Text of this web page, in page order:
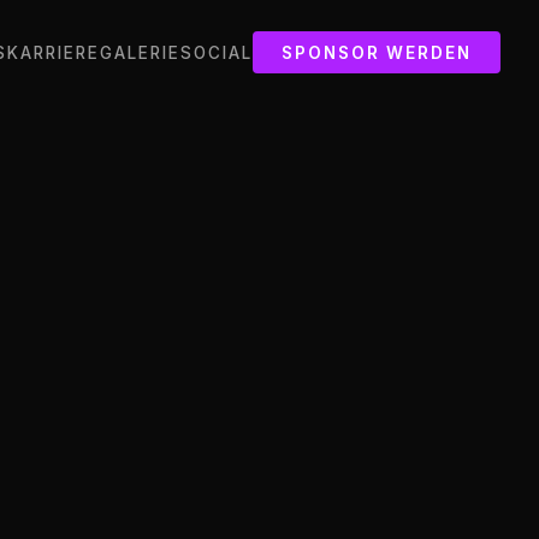
KARRIEREGALERIESOCIAL SPONSOR WERDEN